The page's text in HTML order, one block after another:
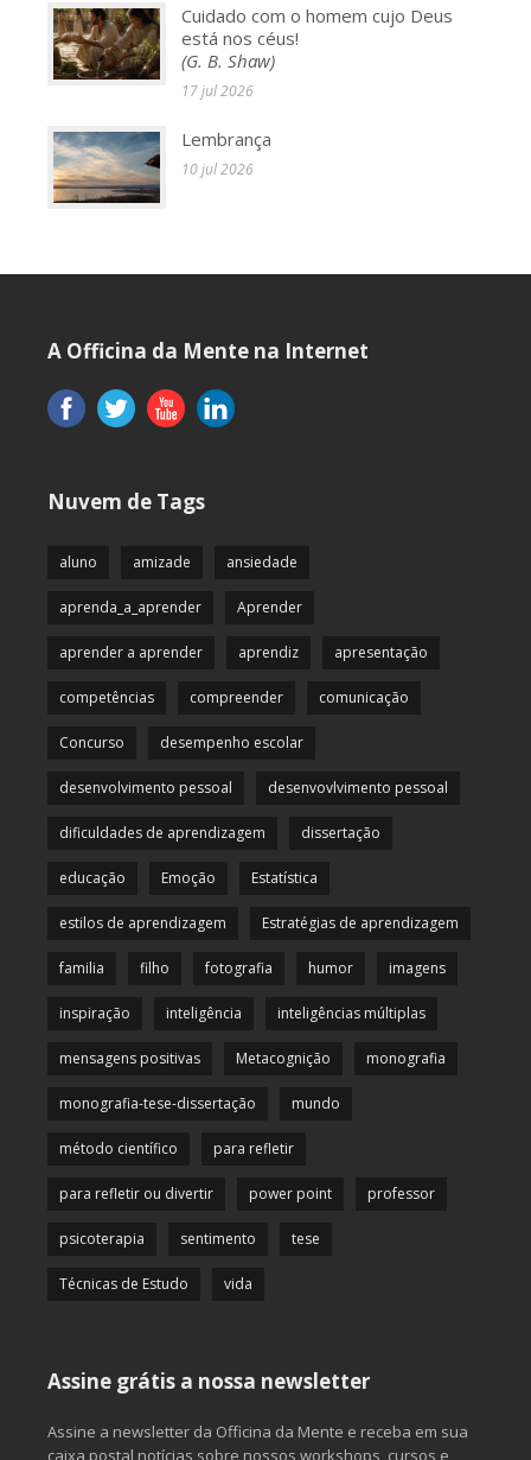
Cuidado com o homem cujo Deus
está nos céus!
(G. B. Shaw)
17 jul 2026
Lembrança
10 jul 2026
A Officina da Mente na Internet
Nuvem de Tags
aluno amizade ansiedade
aprenda_a_aprender Aprender
aprender a aprender aprendiz apresentação
competências compreender comunicação
Concurso desempenho escolar
desenvolvimento pessoal desenvovlvimento pessoal
dificuldades de aprendizagem dissertação
educação Emoção Estatística
estilos de aprendizagem Estratégias de aprendizagem
familia filho fotografia humor imagens
inspiração inteligência inteligências múltiplas
mensagens positivas Metacognição monografia
monografia-tese-dissertação mundo
método científico para refletir
para refletir ou divertir power point professor
psicoterapia sentimento tese
Técnicas de Estudo vida
Assine grátis a nossa newsletter
Assine a newsletter da Officina da Mente e receba em sua
caixa postal notícias sobre nossos workshops, cursos e